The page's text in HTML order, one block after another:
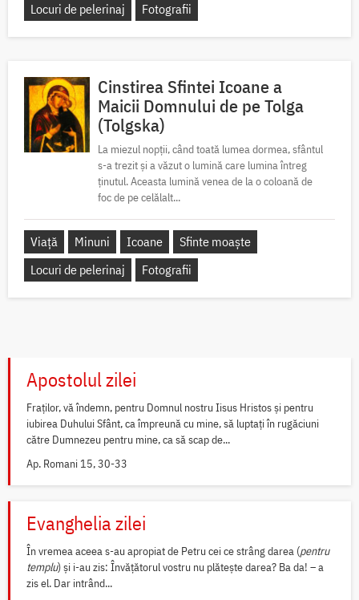
Locuri de pelerinaj
Fotografii
Cinstirea Sfintei Icoane a
Maicii Domnului de pe Tolga
(Tolgska)
La miezul nopții, când toată lumea dormea, sfântul
s-a trezit și a văzut o lumină care lumina întreg
ținutul. Aceasta lumină venea de la o coloană de
foc de pe celălalt...
Viață Minuni Icoane
Sfinte moaște
Locuri de pelerinaj
Fotografii
Apostolul zilei
Fraților, vă îndemn, pentru Domnul nostru Iisus Hristos și pentru
iubirea Duhului Sfânt, ca împreună cu mine, să luptați în rugăciuni
către Dumnezeu pentru mine, ca să scap de...
Ap. Romani 15, 30-33
Evanghelia zilei
În vremea aceea s-au apropiat de Petru cei ce strâng darea (pentru
templu) și i-au zis: Învățătorul vostru nu plătește darea? Ba da! – a
zis el. Dar intrând...